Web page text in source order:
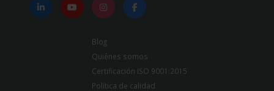
Blog
Quiénes somos
Certificación ISO 9001:2015
Política de calidad